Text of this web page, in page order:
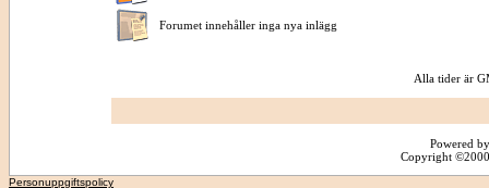
Forumet innehåller inga nya inlägg
Alla tider är
Powered
Copyright
Personuppgiftspolicy